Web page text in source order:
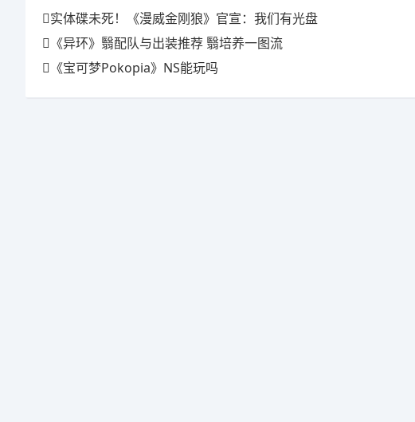
实体碟未死！《漫威金刚狼》官宣：我们有光盘
《异环》翳配队与出装推荐 翳培养一图流
《宝可梦Pokopia》NS能玩吗